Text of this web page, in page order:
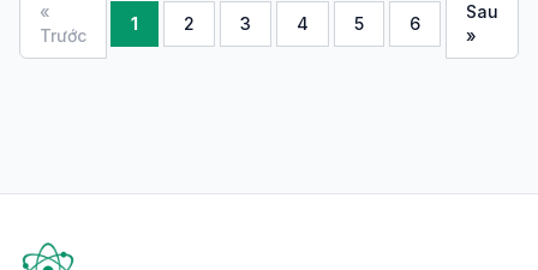
«
Trước
1 2 3 4 5 6
Sau
»